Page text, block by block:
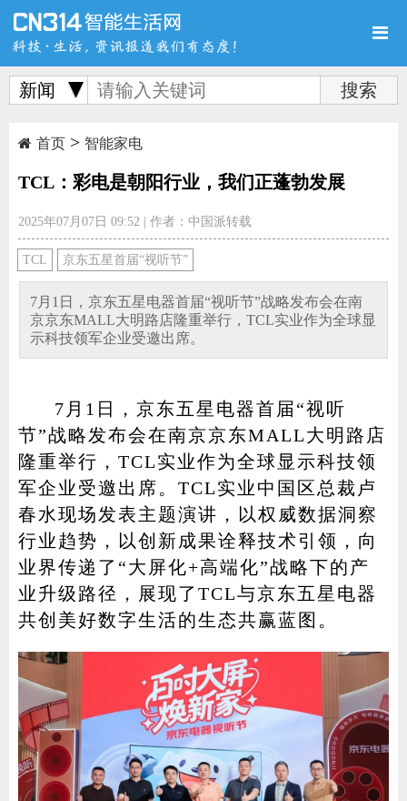
首页
导购 新闻
家电 技巧 作者
登录 注册
新闻
首页> 智能家电
TCL：彩电是朝阳行业，我们正蓬勃发展
2025年07月07日 09:52 | 作者：中国派转载
TCL 京东五星首届“视听节”
7月1日，京东五星电器首届“视听节”战略发布会在南
京京东MALL大明路店隆重举行，TCL实业作为全球显
示科技领军企业受邀出席。
7月1日，京东五星电器首届“视听
节”战略发布会在南京京东MALL大明路店
隆重举行，TCL实业作为全球显示科技领
军企业受邀出席。TCL实业中国区总裁卢
春水现场发表主题演讲，以权威数据洞察
行业趋势，以创新成果诠释技术引领，向
业界传递了“大屏化+高端化”战略下的产
业升级路径，展现了TCL与京东五星电器
共创美好数字生活的生态共赢蓝图。